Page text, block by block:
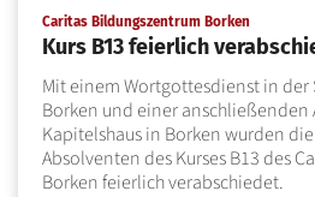
Caritas Bildungszentrum Borken
Kurs B13 feierlich
Mit einem Wortgottesdienst in der
Borken und einer anschließenden
Kapitelshaus in Borken wurden
Absolventen des Kurses B13 des
Borken feierlich verabschiedet.